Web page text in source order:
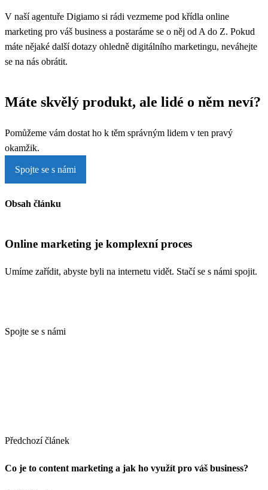
V naší agentuře Digiamo si rádi vezmeme pod křídla online
marketing pro váš business a postaráme se o něj od A do Z. Pokud
máte nějaké další dotazy ohledně digitálního marketingu, neváhejte
se na nás obrátit.
Máte skvělý produkt, ale lidé o něm neví?
Pomůžeme vám dostat ho k těm správným lidem v ten pravý
okamžik.
Spojte se s námi
Obsah článku
Online marketing je komplexní proces
Umíme zařídit, abyste byli na internetu vidět. Stačí se s námi spojit.
Spojte se s námi
Předchozí článek
Co je to content marketing a jak ho využít pro váš business?